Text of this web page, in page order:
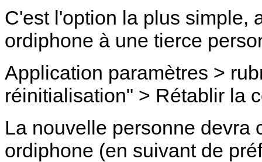
C'est l'option la plus simple,
ordiphone à une tierce
Application paramètres >
réinitialisation" > Rétablir la
La nouvelle personne devra
ordiphone (en suivant de